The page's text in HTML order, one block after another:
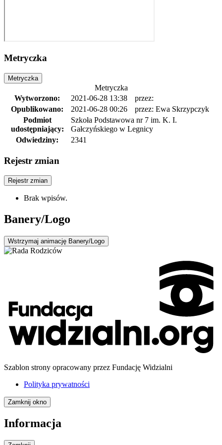
Metryczka
Metryczka
Metryczka
Wytworzono:
2021-06-28 13:38
przez:
Opublikowano:
2021-06-28 00:26
przez: Ewa Skrzypczyk
Podmiot
udostępniający:
Szkoła Podstawowa nr 7 im. K. I.
Gałczyńskiego w Legnicy
Odwiedziny:
2341
Rejestr zmian
Rejestr zmian
Brak wpisów.
Banery/Logo
Wstrzymaj animację Banery/Logo
Szablon strony opracowany przez Fundację Widzialni
Polityka prywatności
Zamknij okno
Informacja